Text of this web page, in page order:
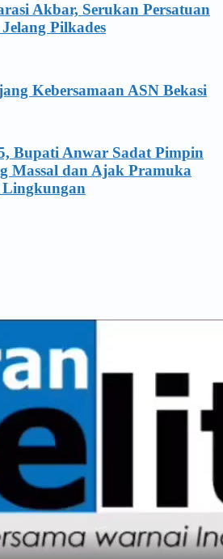
Akbar, Serukan Persatuan
Pilkades
Kebersamaan ASN Bekasi
Bupati Anwar Sadat Pimpin
Massal dan Ajak Pramuka
Lingkungan